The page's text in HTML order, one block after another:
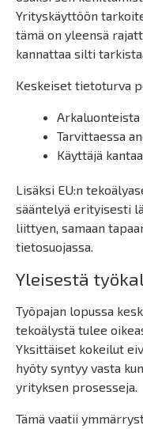
Yrityskäyttöön
tämä on yleensä
kannattaa silti
Keskeiset tietoturva
Tarvittaessa
Käyttäjä
Lisäksi EU:n
sääntelyä erityisesti
liittyen, samaan
tietosuojassa.
Yleisestä
Työpajan lopussa
tekoälystä tulee
Yksittäiset kokeilut
hyöty syntyy vasta
yrityksen prosesseja.
Tämä vaatii